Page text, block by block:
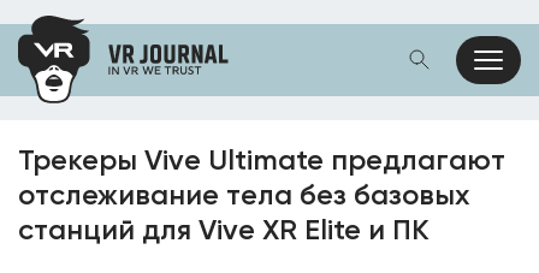
Трекеры Vive Ultimate предлагают
отслеживание тела без базовых
станций для Vive XR Elite и ПК